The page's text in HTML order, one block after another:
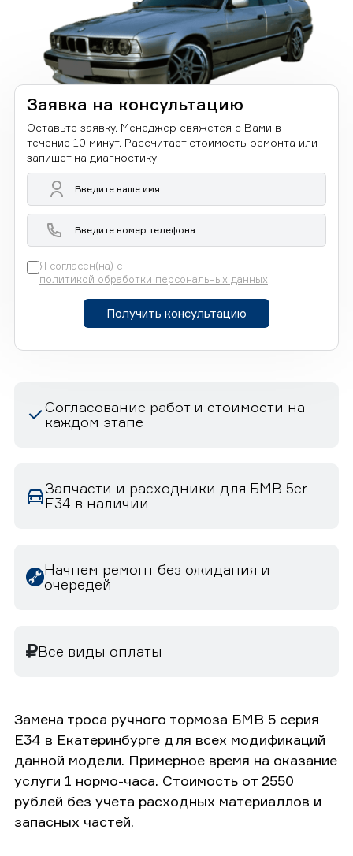
Заявка на консультацию
Оставьте заявку. Менеджер свяжется с Вами в
течение 10 минут. Рассчитает стоимость ремонта или
запишет на диагностику
Я согласен(на) с
политикой обработки персональных данных
Получить консультацию
Согласование работ и стоимости на
каждом этапе
Запчасти и расходники для БМВ 5er
E34 в наличии
Начнем ремонт без ожидания и
очередей
Все виды оплаты
Замена троса ручного тормоза БМВ 5 серия
E34 в Екатеринбурге для всех модификаций
данной модели. Примерное время на оказание
услуги 1 нормо-часа. Стоимость от 2550
рублей без учета расходных материаллов и
запасных частей.